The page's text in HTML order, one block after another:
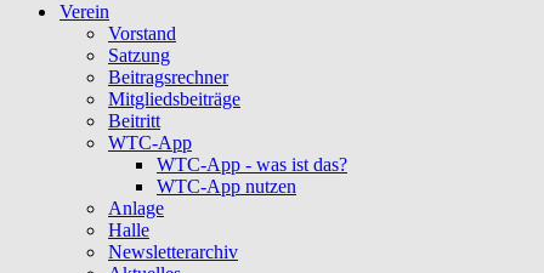
Verein
Vorstand
Satzung
Beitragsrechner
Mitgliedsbeiträge
Beitritt
WTC-App
WTC-App - was ist das?
WTC-App nutzen
Anlage
Halle
Newsletterarchiv